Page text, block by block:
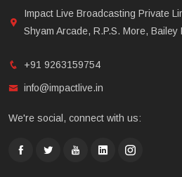
Impact Live Broadcasting Private
Shyam Arcade, R.P.S. More,
+91 9263159754
info@impactlive.in
We're social, connect with us: